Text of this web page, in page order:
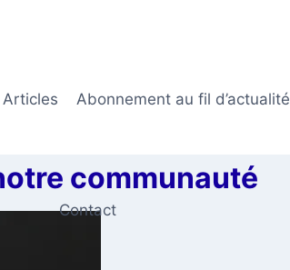
Abonnement au fil d’actualité
Contact
communauté